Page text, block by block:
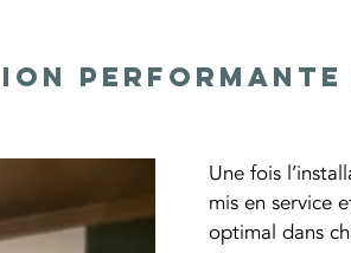
Une fois
mis en service
optimal dans